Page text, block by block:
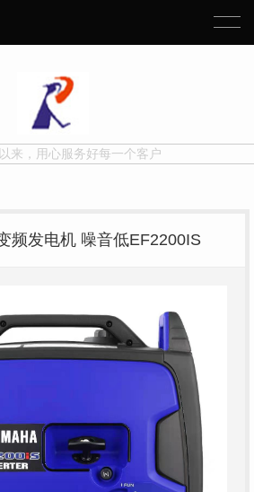
来，用心服务好每一个客户
频发电机 噪音低EF2200IS